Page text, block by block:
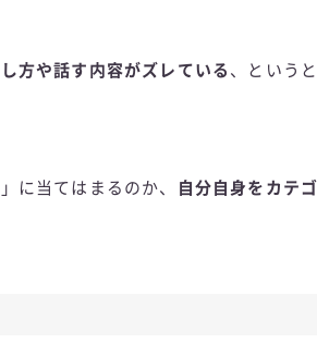
方や話す内容がズレている 、というと
に当てはまるのか、
自分自身をカテゴ